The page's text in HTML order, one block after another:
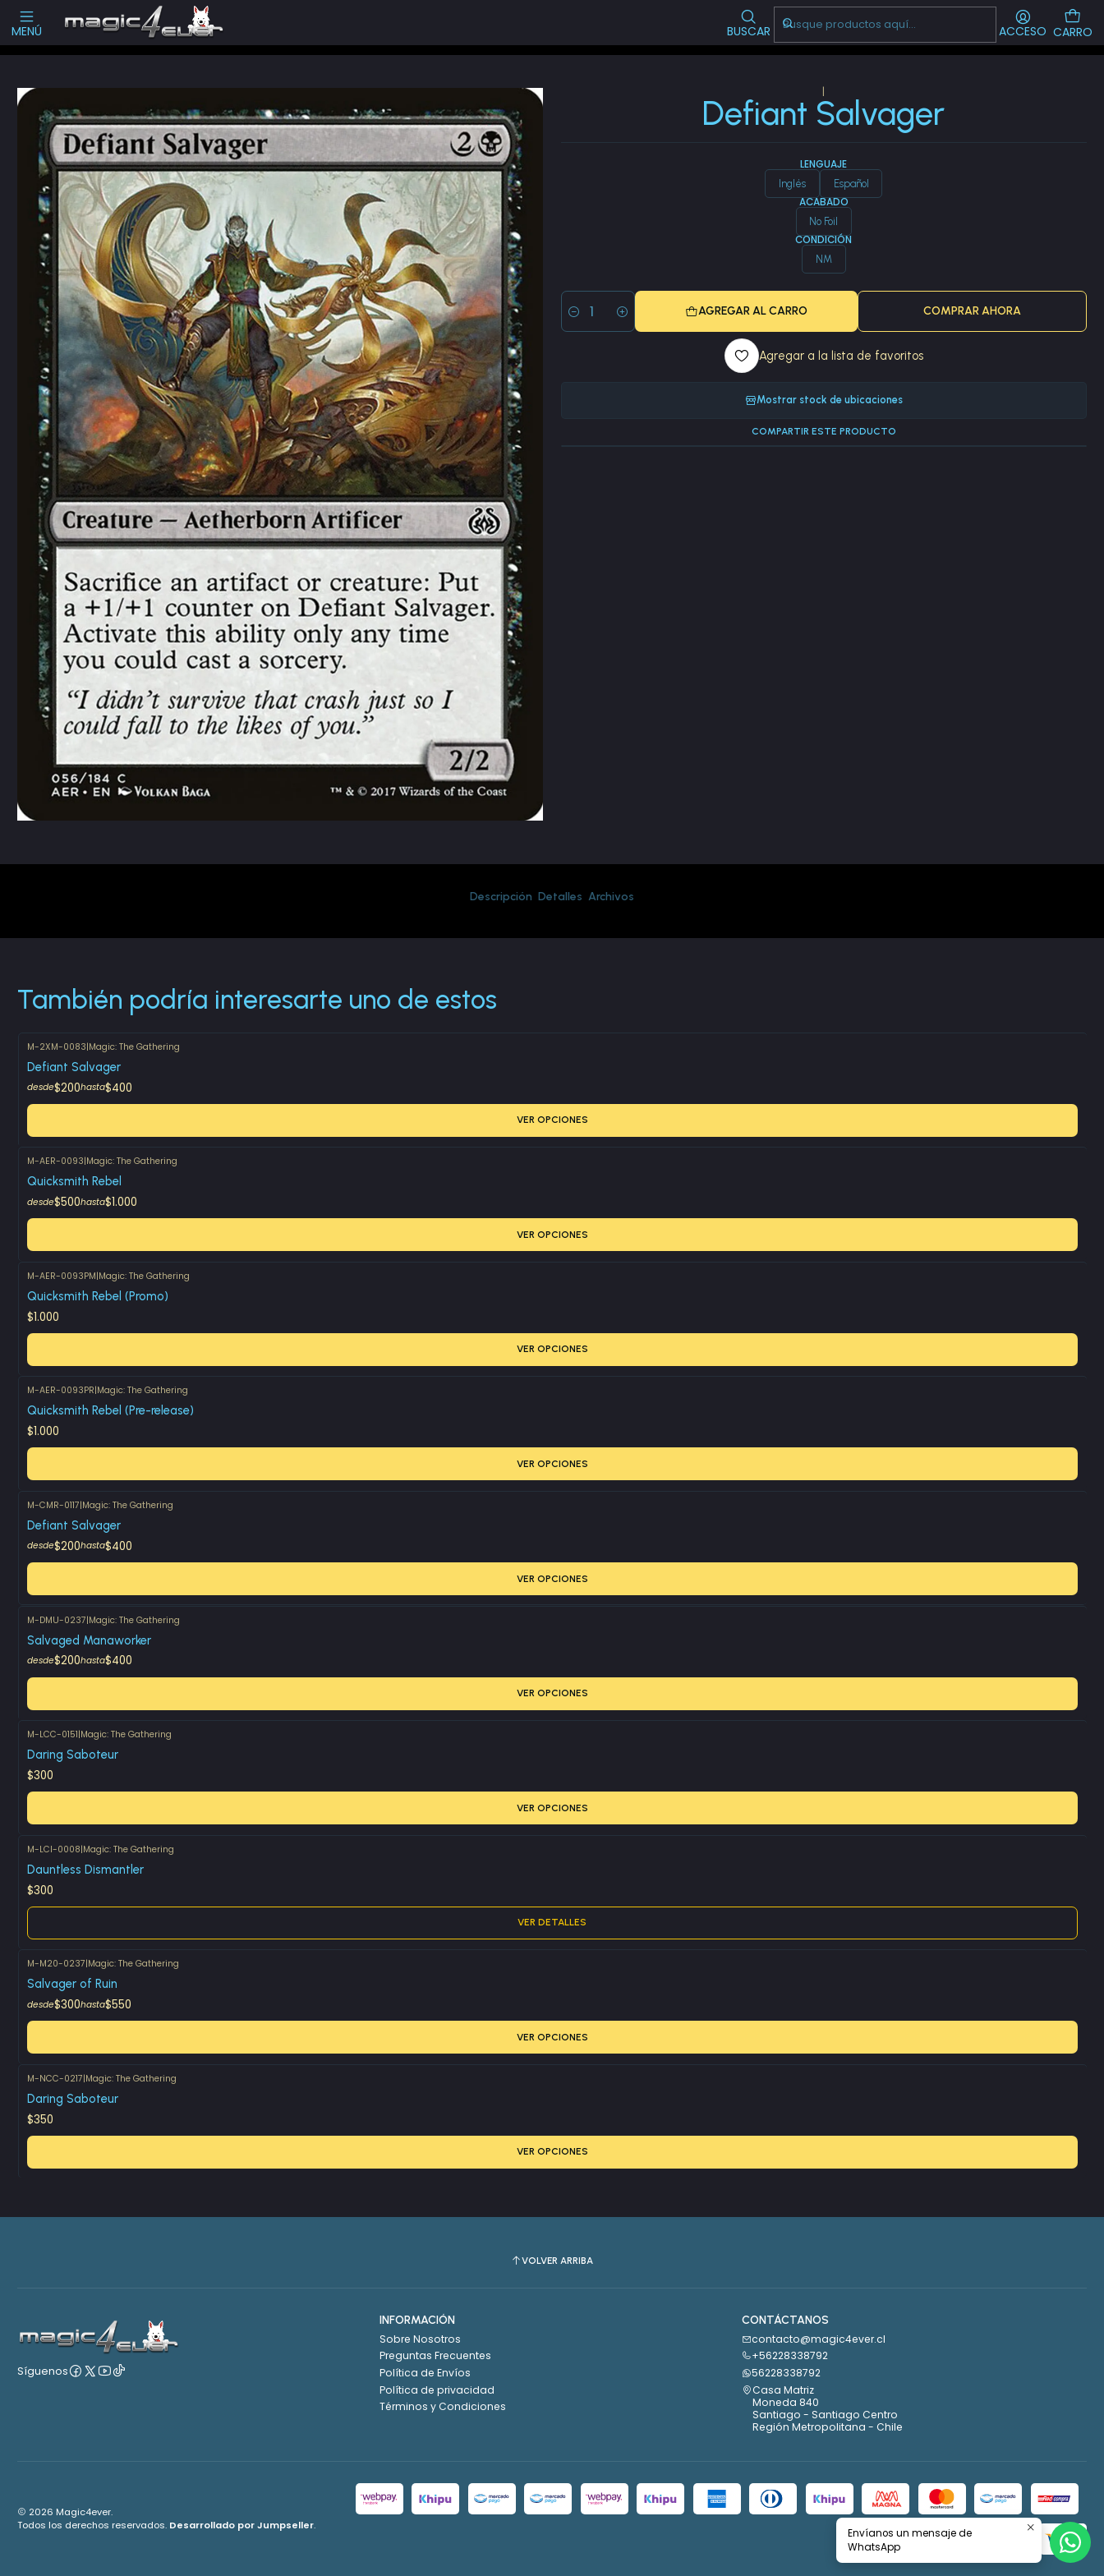
MENÚ BUSCAR ACCESO CARRO
Visítanos!--> CL
Inicio Cartas Sueltas Magic Pioneer
|
Defiant Salvager
LENGUAJE
Inglés Español
ACABADO
No Foil
CONDICIÓN
NM
Cantidad
AGREGAR AL CARRO COMPRAR AHORA
Agregar a la lista de favoritos
Mostrar stock de ubicaciones
COMPARTIR ESTE PRODUCTO
Descripción Detalles Archivos
También podría interesarte uno de estos
M-2XM-0083|Magic: The Gathering
Defiant Salvager
desde$200hasta$400
VER OPCIONES
M-AER-0093|Magic: The Gathering
Quicksmith Rebel
desde$500hasta$1.000
VER OPCIONES
M-AER-0093PM|Magic: The Gathering
Quicksmith Rebel (Promo)
$1.000
VER OPCIONES
M-AER-0093PR|Magic: The Gathering
Quicksmith Rebel (Pre-release)
$1.000
VER OPCIONES
M-CMR-0117|Magic: The Gathering
Defiant Salvager
desde$200hasta$400
VER OPCIONES
M-DMU-0237|Magic: The Gathering
Salvaged Manaworker
desde$200hasta$400
VER OPCIONES
M-LCC-0151|Magic: The Gathering
Daring Saboteur
$300
VER OPCIONES
Agotado
M-LCI-0008|Magic: The Gathering
Dauntless Dismantler
$300
VER DETALLES
M-M20-0237|Magic: The Gathering
Salvager of Ruin
desde$300hasta$550
VER OPCIONES
M-NCC-0217|Magic: The Gathering
Daring Saboteur
$350
VER OPCIONES
VOLVER ARRIBA
Síguenos
INFORMACIÓN
Sobre Nosotros
Preguntas Frecuentes
Política de Envíos
Política de privacidad
Términos y Condiciones
CONTÁCTANOS
contacto@magic4ever.cl
+56228338792
56228338792
Casa Matriz
Moneda 840
Santiago - Santiago Centro
Región Metropolitana - Chile
2026 Magic4ever.
Todos los derechos reservados. Desarrollado por Jumpseller.
Envíanos un mensaje de
WhatsApp